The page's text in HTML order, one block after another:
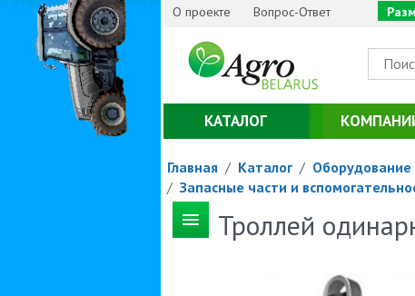
О проекте Вопрос-Ответ
КАТАЛОГ
Главная / Каталог /
/ Запасные части и
Троллей